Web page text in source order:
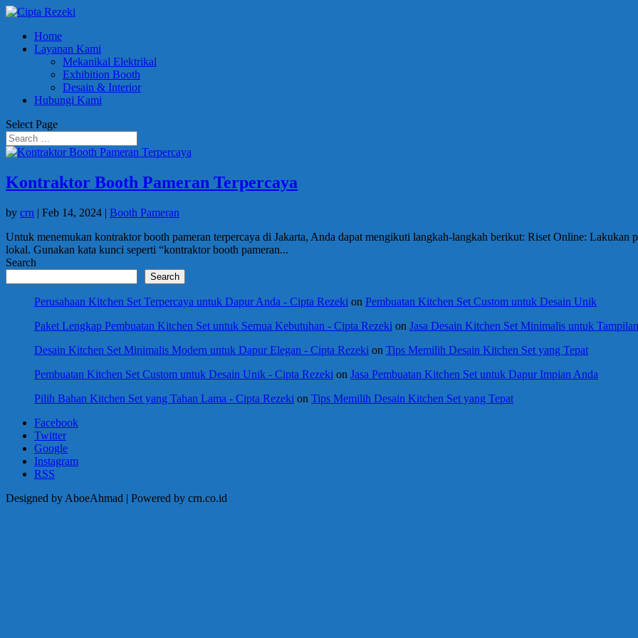
Home
Layanan Kami
Mekanikal Elektrikal
Exhibition Booth
Desain & Interior
Hubungi Kami
Select Page
Kontraktor Booth Pameran Terpercaya
by crn | Feb 14, 2024 | Booth Pameran
Untuk menemukan kontraktor booth pameran terpercaya di Jakarta, Anda dapat mengikuti langkah-langkah berikut: Riset Online: Lakukan
lokal. Gunakan kata kunci seperti “kontraktor booth pameran...
Search
Search
Perusahaan Kitchen Set Terpercaya untuk Dapur Anda - Cipta Rezeki on Pembuatan Kitchen Set Custom untuk Desain Unik
Paket Lengkap Pembuatan Kitchen Set untuk Semua Kebutuhan - Cipta Rezeki on Jasa Desain Kitchen Set Minimalis untuk
Desain Kitchen Set Minimalis Modern untuk Dapur Elegan - Cipta Rezeki on Tips Memilih Desain Kitchen Set yang Tepat
Pembuatan Kitchen Set Custom untuk Desain Unik - Cipta Rezeki on Jasa Pembuatan Kitchen Set untuk Dapur Impian Anda
Pilih Bahan Kitchen Set yang Tahan Lama - Cipta Rezeki on Tips Memilih Desain Kitchen Set yang Tepat
Facebook
Twitter
Google
Instagram
RSS
Designed by AboeAhmad | Powered by crn.co.id